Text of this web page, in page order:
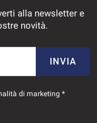
alla newsletter e
novità.
INVIA
di marketing *